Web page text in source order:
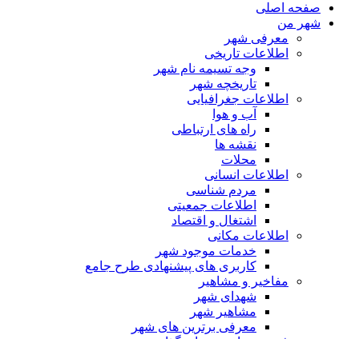
صفحه اصلی
شهر من
معرفی شهر
اطلاعات تاریخی
وجه تسیمه نام شهر
تاریخچه شهر
اطلاعات جغرافیایی
آب و هوا
راه های ارتباطی
نقشه ها
محلات
اطلاعات انسانی
مردم شناسی
اطلاعات جمعیتی
اشتغال و اقتصاد
اطلاعات مکانی
خدمات موجود شهر
کاربری های پیشنهادی طرح جامع
مفاخیر و مشاهیر
شهدای شهر
مشاهیر شهر
معرفی برترین های شهر